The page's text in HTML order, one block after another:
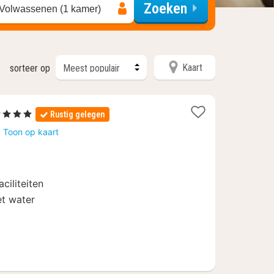
(1 kamer) Zoeken
sorteer op Kaart
Sterren Rustig gelegen
Toon op kaart
water